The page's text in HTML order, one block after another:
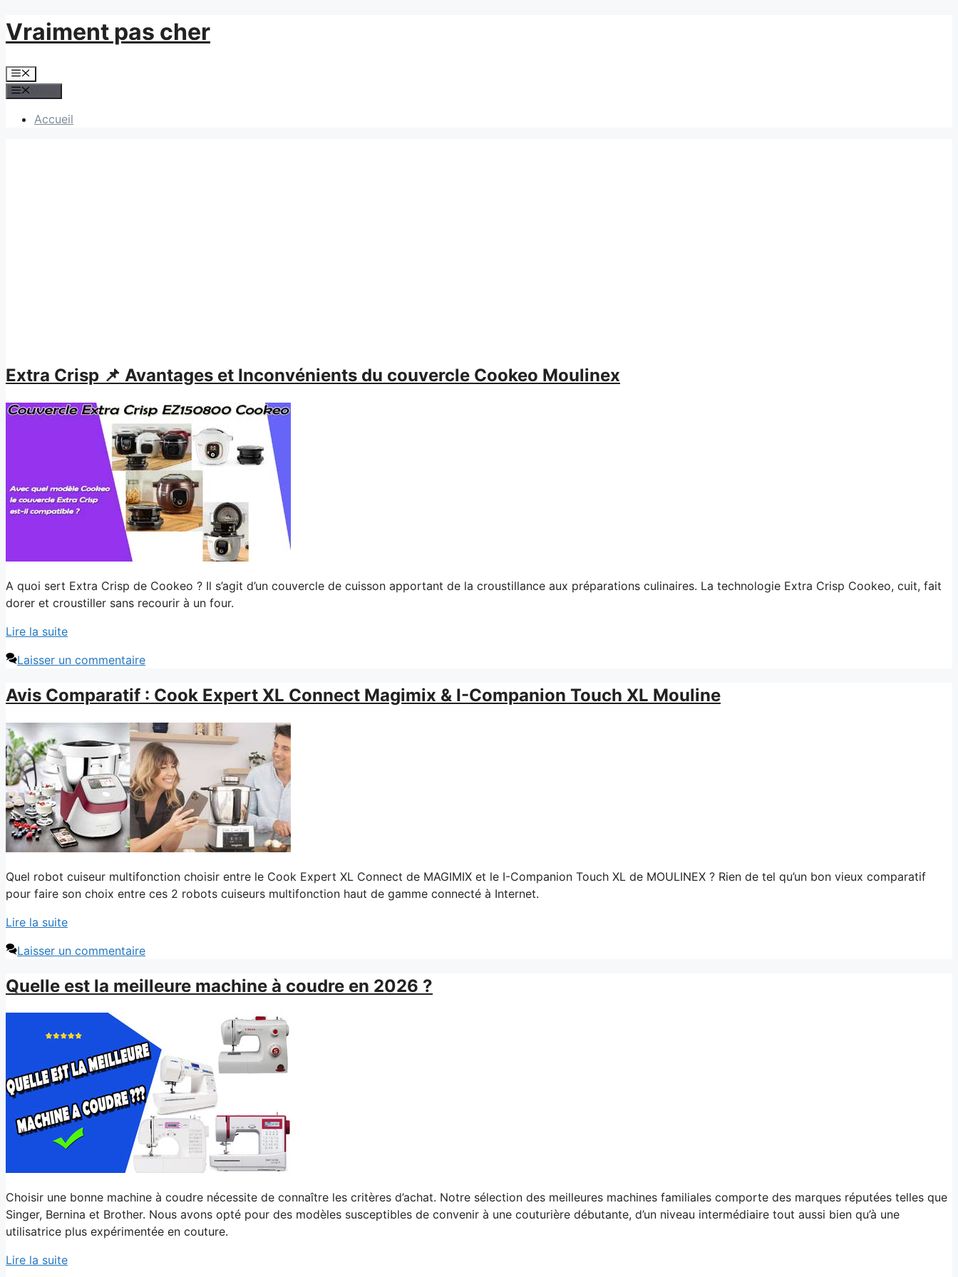
Aller
au
Vraiment pas cher
Menu
Accueil
Extra Crisp 📌 Avantages et Inconvénients du couvercle Cookeo Moulinex
A quoi sert Extra Crisp de Cookeo ? Il s’agit d’un couvercle de cuisson apportant de la croustillance aux préparations culinaires. La technologie Extra Crisp Cookeo, cuit, fait
dorer et croustiller sans recourir à un four.
Lire la suite
Laisser un commentaire
Avis Comparatif : Cook Expert XL Connect Magimix & I-Companion Touch XL Mouline
Quel robot cuiseur multifonction choisir entre le Cook Expert XL Connect de MAGIMIX et le I-Companion Touch XL de MOULINEX ? Rien de tel qu’un bon vieux comparatif
pour faire son choix entre ces 2 robots cuiseurs multifonction haut de gamme connecté à Internet.
Lire la suite
Laisser un commentaire
Quelle est la meilleure machine à coudre en 2026 ?
Choisir une bonne machine à coudre nécessite de connaître les critères d’achat. Notre sélection des meilleures machines familiales comporte des marques réputées telles que
Singer, Bernina et Brother. Nous avons opté pour des modèles susceptibles de convenir à une couturière débutante, d’un niveau intermédiaire tout aussi bien qu’à une
utilisatrice plus expérimentée en couture.
Lire la suite